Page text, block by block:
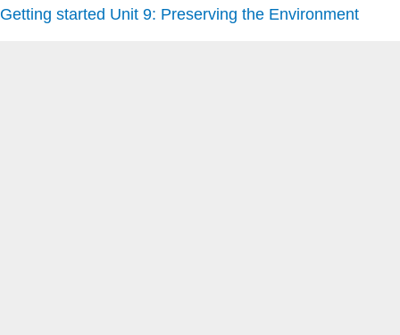
Getting started Unit 9: Preserving the Environment